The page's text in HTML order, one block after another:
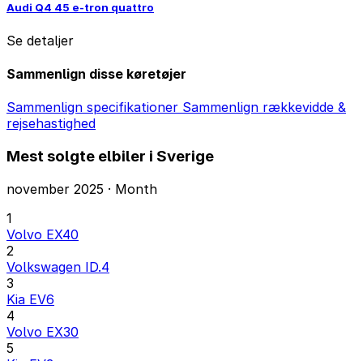
Audi Q4 45 e-tron quattro
Se detaljer
Sammenlign disse køretøjer
Sammenlign specifikationer Sammenlign rækkevidde &
rejsehastighed
Mest solgte elbiler i Sverige
november 2025 · Month
1
Volvo EX40
2
Volkswagen ID.4
3
Kia EV6
4
Volvo EX30
5